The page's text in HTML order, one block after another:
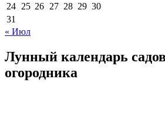
24 25 26 27 28 29 30
31
« Июл
Лунный календарь
огородника